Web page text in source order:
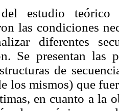
estudio teórico
las condiciones
diferentes
Se presentan las
de
los mismos) que
en cuanto a la